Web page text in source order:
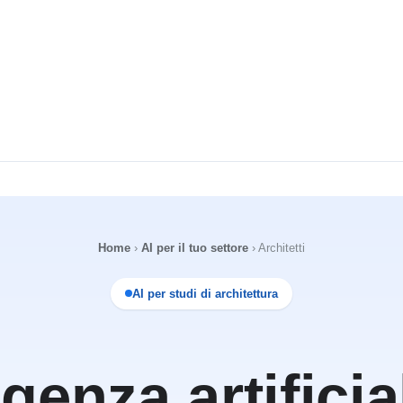
Home › AI per il tuo settore › Architetti
AI per studi di architettura